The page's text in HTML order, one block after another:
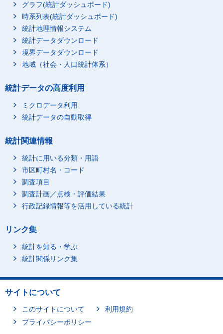
グラフ(統計ダッシュボード)
時系列表(統計ダッシュボード)
統計地理情報システム
統計データダウンロード
境界データダウンロード
地域（社会・人口統計体系）
統計データの高度利用
ミクロデータ利用
統計データの自動取得
統計関連情報
統計に用いる分類・用語
市区町村名・コード
調査項目
調査計画／点検・評価結果
行政記録情報等を活用している統計
リンク集
統計を知る・学ぶ
統計関係リンク集
サイトについて
このサイトについて
利用規約
プライバシーポリシー